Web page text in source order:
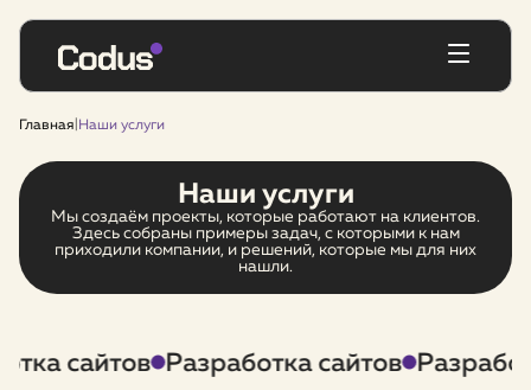
Главная Наши услуги
Наши услуги
Мы создаём проекты, которые работают на клиентов.
Здесь собраны примеры задач, с которыми к нам
приходили компании, и решений, которые мы для них
нашли.
сайтов Разработка сайтов